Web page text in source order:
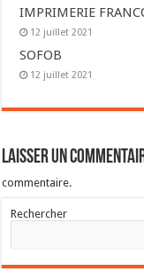
IMPRIMERIE
12 juillet 2021
SOFOB
12 juillet 2021
Laisser un
commentaire.
Rechercher